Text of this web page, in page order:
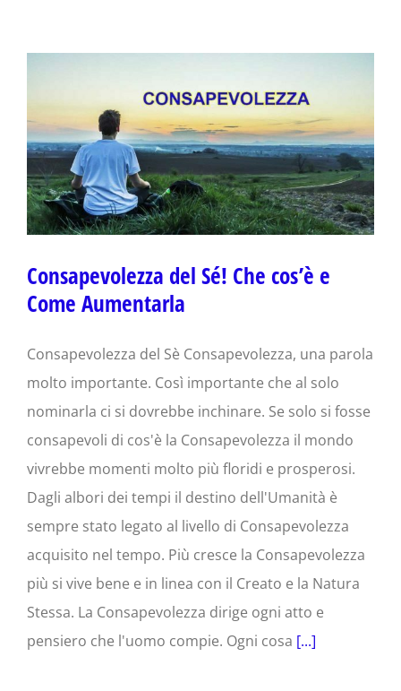
Consapevolezza del Sé! Che cos’è e
Come Aumentarla
Consapevolezza del Sè Consapevolezza, una parola
molto importante. Così importante che al solo
nominarla ci si dovrebbe inchinare. Se solo si fosse
consapevoli di cos'è la Consapevolezza il mondo
vivrebbe momenti molto più floridi e prosperosi.
Dagli albori dei tempi il destino dell'Umanità è
sempre stato legato al livello di Consapevolezza
acquisito nel tempo. Più cresce la Consapevolezza
più si vive bene e in linea con il Creato e la Natura
Stessa. La Consapevolezza dirige ogni atto e
pensiero che l'uomo compie. Ogni cosa [...]